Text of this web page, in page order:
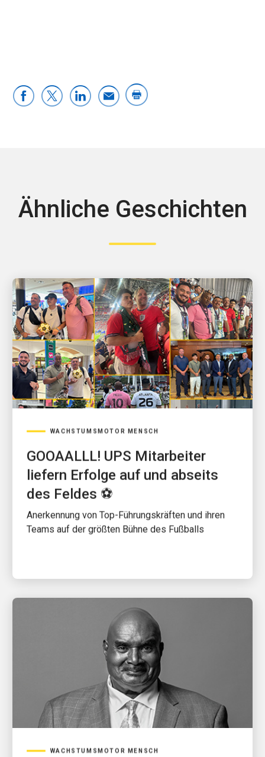
Ähnliche Geschichten
WACHSTUMSMOTOR MENSCH
GOOAALLL! UPS Mitarbeiter
liefern Erfolge auf und abseits
des Feldes ⚽
Anerkennung von Top-Führungskräften und ihren
Teams auf der größten Bühne des Fußballs
WACHSTUMSMOTOR MENSCH